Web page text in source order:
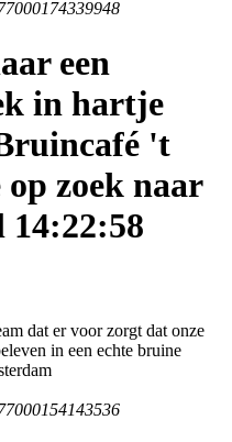
een
in hartje
't
zoek naar
14:22:58
dat er voor zorgt dat onze
in een echte bruine